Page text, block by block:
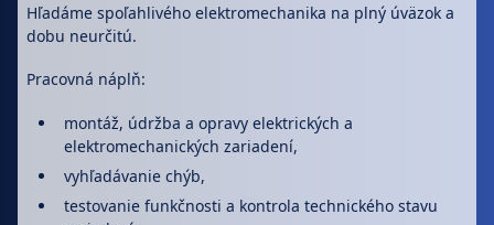
Hľadáme spoľahlivého elektromechanika na plný úväzok a
dobu neurčitú.
Pracovná náplň:
montáž, údržba a opravy elektrických a
elektromechanických zariadení,
vyhľadávanie chýb,
testovanie funkčnosti a kontrola technického stavu